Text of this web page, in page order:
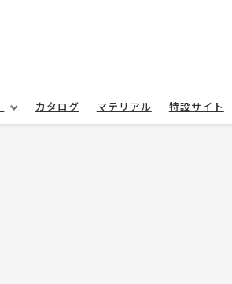
カタログ マテリアル 特設サイト